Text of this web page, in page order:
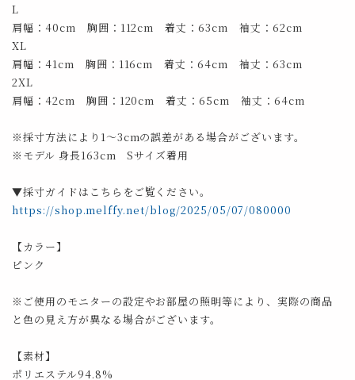
L
肩幅：40cm 胸囲：112cm 着丈：63cm 袖丈：62cm
XL
肩幅：41cm 胸囲：116cm 着丈：64cm 袖丈：63cm
2XL
肩幅：42cm 胸囲：120cm 着丈：65cm 袖丈：64cm
※採寸方法により1～3cmの誤差がある場合がございます。
※モデル 身長163cm Sサイズ着用
▼採寸ガイドはこちらをご覧ください。
https://shop.melffy.net/blog/2025/05/07/080000
【カラー】
ピンク
※ご使用のモニターの設定やお部屋の照明等により、実際の商品
と色の見え方が異なる場合がございます。
【素材】
ポリエステル94.8%